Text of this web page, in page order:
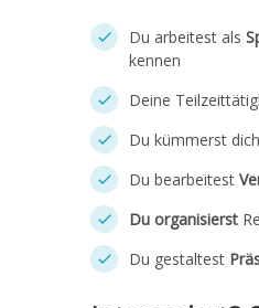
Du arbeitest als
kennen
Deine
Du kümmerst
Du bearbeitest
Du organisierst
Du gestaltest